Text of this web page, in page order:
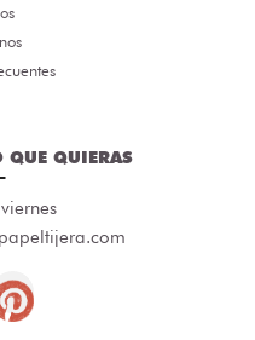
QUE QUIERAS